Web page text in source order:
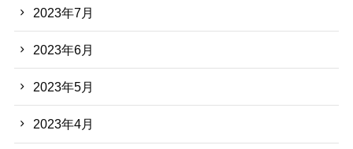
2023年7月
2023年6月
2023年5月
2023年4月